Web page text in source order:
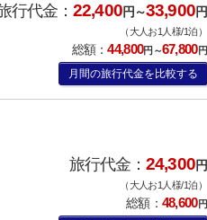
行代金：22,400円～33,900円
（大人お1人様/1泊）
総額：44,800円～67,800円
月間の旅行代金を比較する
旅行代金：24,300円
（大人お1人様/1泊）
総額： 48,600円